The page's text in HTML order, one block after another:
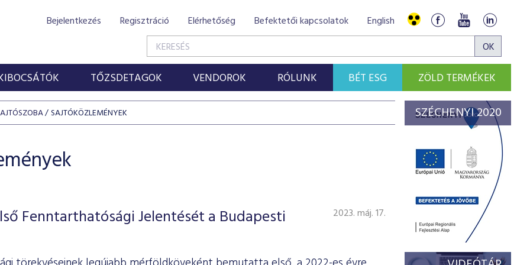
Bejelentkezés Regisztráció Elérhetőség Befektetői kapcsolatok English
TŐZSDETAGOK VENDOROK RÓLUNK BÉT ESG ZÖLD TERMÉKEK
SAJTÓKÖZLEMÉNYEK
Fenntarthatósági Jelentését a Budapesti 2023. máj. 17.
SZÉCHENYI 2020